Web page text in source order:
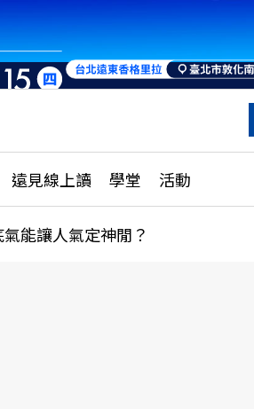
遠見線上讀 學堂 活動
更多訂閱方案
能讓人氣定神閒？